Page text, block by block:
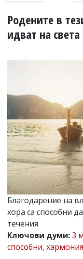
В
УКРАЙНА
РАЗСЛЕДВАНЕ
Управители:
Веселин
Василев,
email:
v.vasilev@flagman.bg
Катя
Касабова,
еmail:
Главен
редактор:
Иван
email:
office@flagman.bg
Родените в
идват на
Благодарение на
хора са способни
течения
Ключови думи:3
способни, хармония